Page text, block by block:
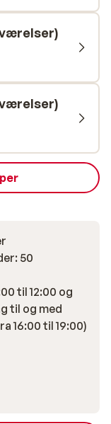
50
til 12:00 og
til og med
16:00 til 19:00)